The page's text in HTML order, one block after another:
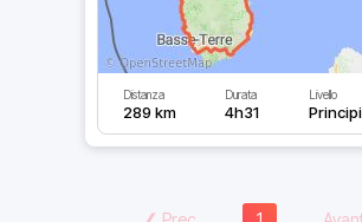
Distanza
289 km
Durata
4h31
Livello